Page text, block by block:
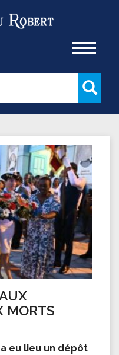
MORTS
eu lieu un dépôt